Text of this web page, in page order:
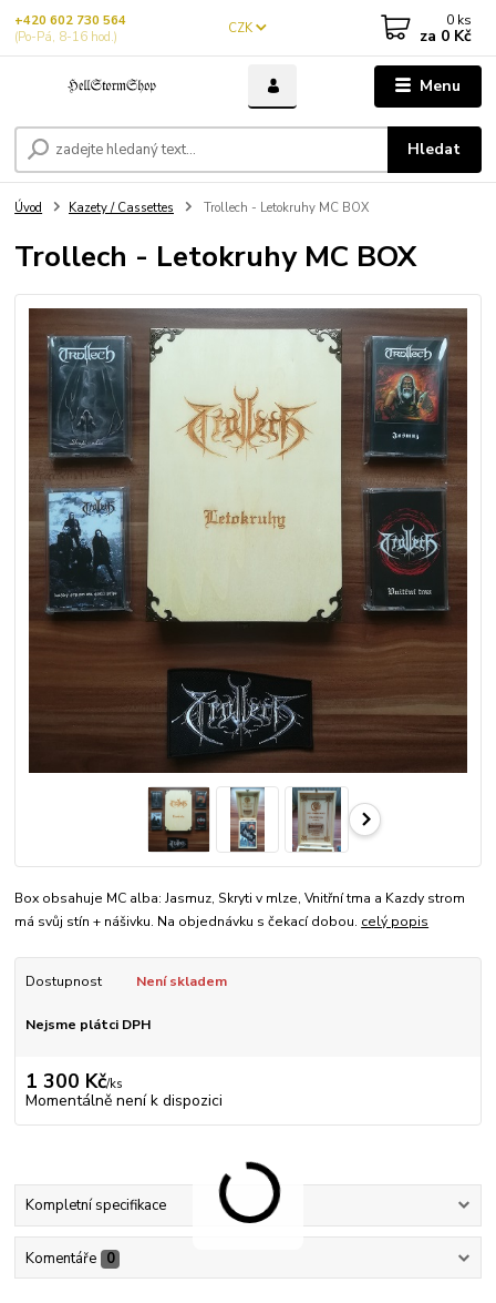
Menu
CZK
Hledat
+420 602 730 564
(Po-Pá, 8-16 hod.)
0 ks
za 0 Kč
Úvod Kazety / Cassettes Trollech - Letokruhy MC BOX
Trollech - Letokruhy MC BOX
Box obsahuje MC alba: Jasmuz, Skryti v mlze, Vnitřní tma a Kazdy strom
má svůj stín + nášivku. Na objednávku s čekací dobou. celý popis
Dostupnost Není skladem
Nejsme plátci DPH
1 300 Kč/ks
Momentálně není k dispozici
Kompletní specifikace
Komentáře 0